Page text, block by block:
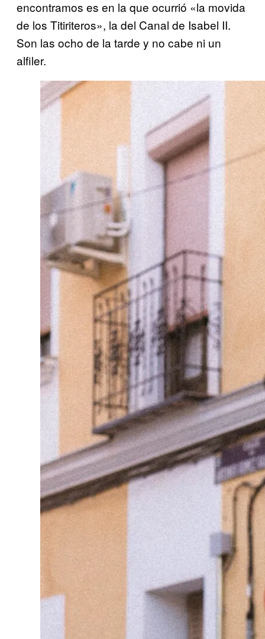
encontramos es en la que ocurrió «la movida
de los Titiriteros», la del Canal de Isabel II.
Son las ocho de la tarde y no cabe ni un
alfiler.